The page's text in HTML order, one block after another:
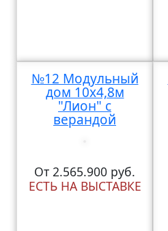
№12 Модульный
дом 10х4,8м
"Лион" с
верандой
От 2.565.900 руб.
ЕСТЬ НА ВЫСТАВКЕ